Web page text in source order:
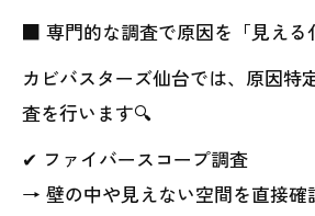
■ 専門的な調査で原因を「見える
カビバスターズ仙台では、原因特
査を行います🔍
✔ ファイバースコープ調査
→ 壁の中や見えない空間を直接確